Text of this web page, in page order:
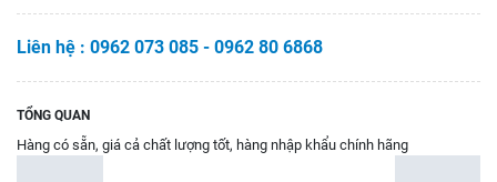
Liên hệ : 0962 073 085 - 0962 80 6868
TỔNG QUAN
Hàng có sẵn, giá cả chất lượng tốt, hàng nhập khẩu chính hãng